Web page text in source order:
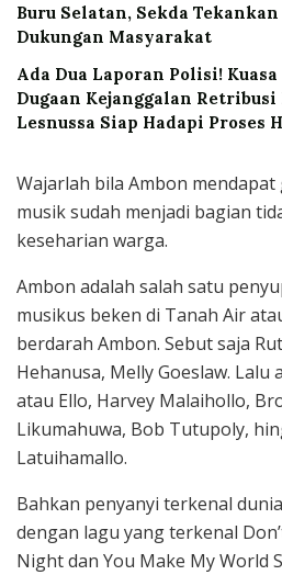
Buru Selatan, Sekda
Dukungan Masyarakat
Ada Dua Laporan Polisi!
Dugaan Kejanggalan Retribusi
Lesnussa Siap Hadapi Proses
Wajarlah bila Ambon
musik sudah menjadi bagian
keseharian warga.
Ambon adalah salah satu
musikus beken di Tanah Air
berdarah Ambon. Sebut saja
Hehanusa, Melly Goeslaw. Lalu
atau Ello, Harvey Malaihollo,
Likumahuwa, Bob Tutupoly,
Latuihamallo.
Bahkan penyanyi terkenal
dengan lagu yang terkenal
Night dan You Make My World